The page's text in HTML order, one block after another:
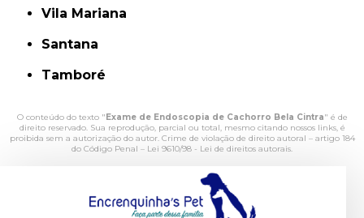
Vila Mariana
Santana
Tamboré
O conteúdo do texto "Exame de Endoscopia de Cachorro Bela Cintra" é de
direito reservado. Sua reprodução, parcial ou total, mesmo citando nossos links, é
proibida sem a autorização do autor. Crime de violação de direito autoral – artigo 184
do Código Penal – Lei 9610/98 - Lei de direitos autorais.